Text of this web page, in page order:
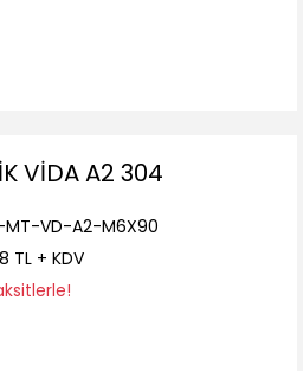
VİDA A2 304
MT-VD-A2-M6X90
TL + KDV